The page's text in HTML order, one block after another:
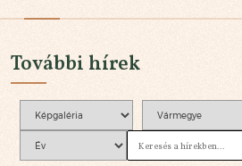
További hírek